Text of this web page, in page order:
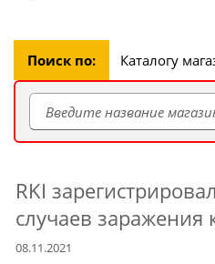
Поиск по: Каталогу
RKI
случаев заражения
08.11.2021